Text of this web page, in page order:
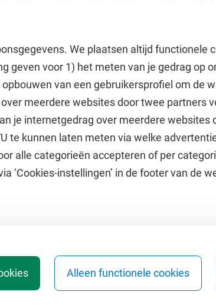
We plaatsen altijd functionele
geven voor 1) het meten van je gedrag op
van een gebruikersprofiel om de
meerdere websites door twee partners
je internetgedrag over meerdere websites
te kunnen laten meten via welke
alle categorieën accepteren of per
‘Cookies-instellingen’ in de footer van de
Alleen functionele cookies
Uitgelicht
Doneer aan het VUfonds
VU Magazine